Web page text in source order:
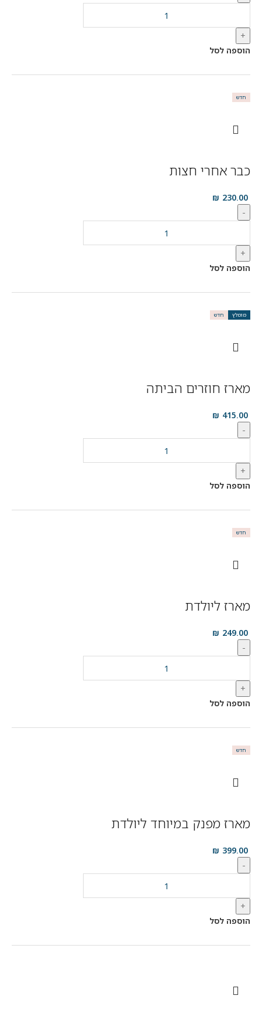
+
הוספה לסל
חדש
כבר אחרי חצות
230.00
₪
-
+
הוספה לסל
מומלץ חדש
מארז חוזרים הביתה
415.00
₪
-
+
הוספה לסל
חדש
מארז ליולדת
249.00
₪
-
+
הוספה לסל
חדש
מארז מפנק במיוחד ליולדת
399.00
₪
-
+
הוספה לסל